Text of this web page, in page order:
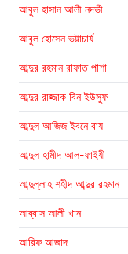
আবুল হাসান আলী নদভী
আবুল হোসেন ভট্টাচার্য
আব্দুর রহমান রাফাত পাশা
আব্দুর রাজ্জাক বিন ইউসুফ
আব্দুল আজিজ ইবনে বায
আব্দুল হামীদ আল-ফাইযী
আব্দুল্লাহ শহীদ আব্দুর রহমান
আব্বাস আলী খান
আরিফ আজাদ